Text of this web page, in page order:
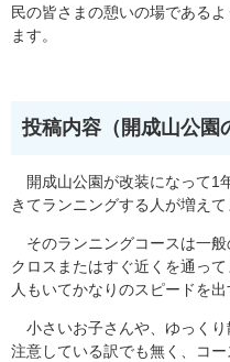
民の皆さまの憩いの場である
ます。
投稿内容（開成山公園
開成山公園が改装になって1
きてランニングする人が増えて
そのランニングコースは一般
クロスまたはすぐ近くを通っ
人もいてかなりのスピードを出
小さいお子さんや、ゆっく
注意している訳でも無く、コ